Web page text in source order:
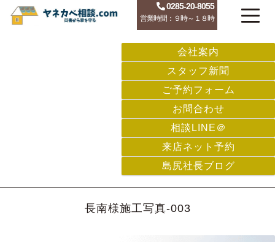
0285-20-8055
営業時間：９時～１８時
会社案内
スタッフ新聞
ご予約フォーム
お問合わせ
相談LINE＠
来店ネット予約
島尻社長ブログ
長南様施工写真-003